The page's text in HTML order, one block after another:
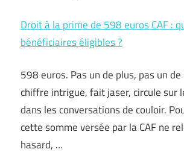
Droit à la prime de 598 euros CAF :
bénéficiaires éligibles ?
598 euros. Pas un de plus, pas un de
chiffre intrigue, fait jaser, circule sur
dans les conversations de couloir.
cette somme versée par la CAF ne
hasard, …